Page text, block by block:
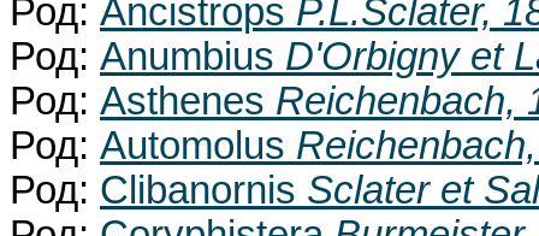
Род: Ancistrops P.L.Sclater,
Род: Anumbius D'Orbigny et
Род: Asthenes Reichenbach,
Род: Automolus
Род: Clibanornis Sclater et